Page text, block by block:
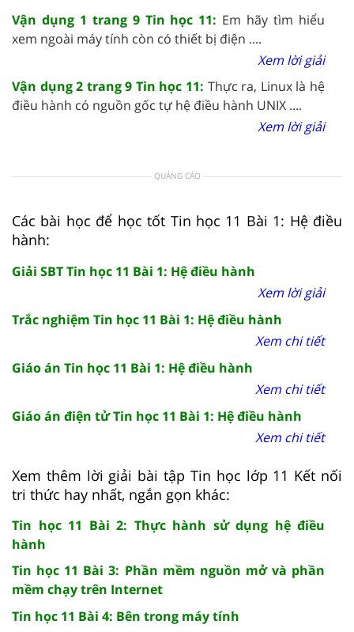
Vận dụng 1 trang 9 Tin học 11: Em hãy tìm hiểu
xem ngoài máy tính còn có thiết bị điện ....
Xem lời giải
Vận dụng 2 trang 9 Tin học 11: Thực ra, Linux là hệ
điều hành có nguồn gốc tự hệ điều hành UNIX ....
Xem lời giải
QUẢNG CÁO
Các bài học để học tốt Tin học 11 Bài 1: Hệ điều
hành:
Giải SBT Tin học 11 Bài 1: Hệ điều hành
Xem lời giải
Trắc nghiệm Tin học 11 Bài 1: Hệ điều hành
Xem chi tiết
Giáo án Tin học 11 Bài 1: Hệ điều hành
Xem chi tiết
Giáo án điện tử Tin học 11 Bài 1: Hệ điều hành
Xem chi tiết
Xem thêm lời giải bài tập Tin học lớp 11 Kết nối
tri thức hay nhất, ngắn gọn khác:
Tin học 11 Bài 2: Thực hành sử dụng hệ điều
hành
Tin học 11 Bài 3: Phần mềm nguồn mở và phần
mềm chạy trên Internet
Tin học 11 Bài 4: Bên trong máy tính